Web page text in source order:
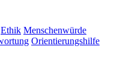
Ethik Menschenwürde
Orientierungshilfe